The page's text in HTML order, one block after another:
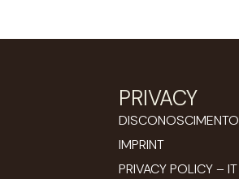
PRIVACY
DISCONOSCIMENTO
IMPRINT
PRIVACY POLICY – IT